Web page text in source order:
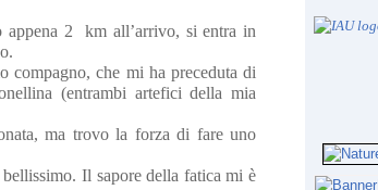
appena 2 km all’arrivo, si entra in
compagno, che mi ha preceduta di
(entrambi artefici della mia
ma trovo la forza di fare uno
Il sapore della fatica mi è